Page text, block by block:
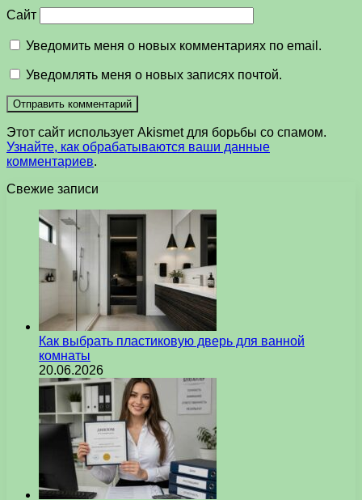
Сайт
Уведомить меня о новых комментариях по email.
Уведомлять меня о новых записях почтой.
Этот сайт использует Akismet для борьбы со спамом.
Узнайте, как обрабатываются ваши данные
комментариев.
Свежие записи
Как выбрать пластиковую дверь для ванной
комнаты
20.06.2026